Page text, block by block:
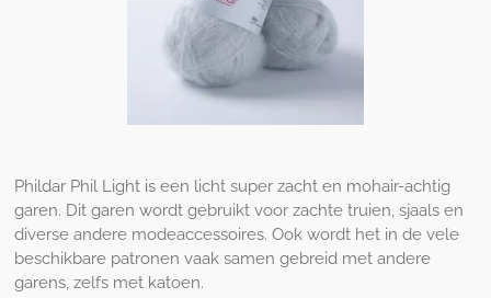
Phildar Phil Light is een licht super zacht en mohair-achtig
garen. Dit garen wordt gebruikt voor zachte truien, sjaals en
diverse andere modeaccessoires. Ook wordt het in de vele
beschikbare patronen vaak samen gebreid met andere
garens, zelfs met katoen.